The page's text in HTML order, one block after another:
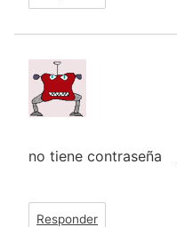
no tiene contraseña
Responder